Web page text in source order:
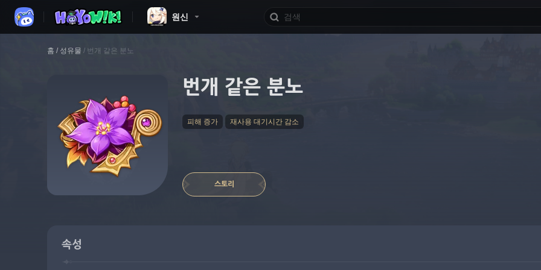
원신
홈 / 성유물 / 번개 같은 분노
번개 같은 분노
피해 증가 재사용 대기시간 감소
스토리
속성